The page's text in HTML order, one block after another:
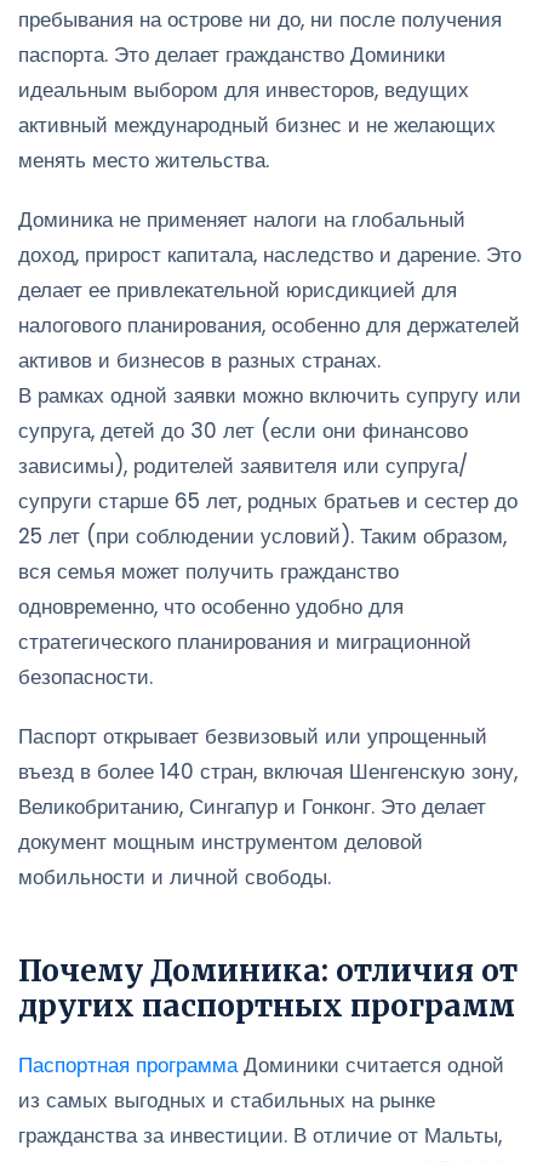
пребывания на острове ни до, ни после получения
паспорта. Это делает гражданство Доминики
идеальным выбором для инвесторов, ведущих
активный международный бизнес и не желающих
менять место жительства.
Доминика не применяет налоги на глобальный
доход, прирост капитала, наследство и дарение. Это
делает ее привлекательной юрисдикцией для
налогового планирования, особенно для держателей
активов и бизнесов в разных странах.
В рамках одной заявки можно включить супругу или
супруга, детей до 30 лет (если они финансово
зависимы), родителей заявителя или супруга/
супруги старше 65 лет, родных братьев и сестер до
25 лет (при соблюдении условий). Таким образом,
вся семья может получить гражданство
одновременно, что особенно удобно для
стратегического планирования и миграционной
безопасности.
Паспорт открывает безвизовый или упрощенный
въезд в более 140 стран, включая Шенгенскую зону,
Великобританию, Сингапур и Гонконг. Это делает
документ мощным инструментом деловой
мобильности и личной свободы.
Почему Доминика: отличия от
других паспортных программ
Паспортная программаДоминики считается одной
из самых выгодных и стабильных на рынке
гражданства за инвестиции. В отличие от Мальты,